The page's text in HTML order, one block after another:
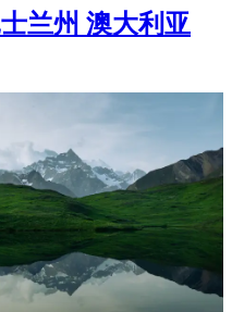
兰州 澳大利亚